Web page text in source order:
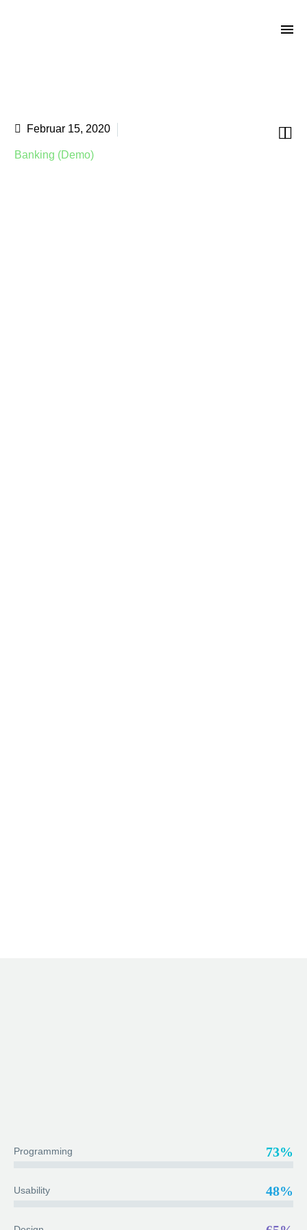

Februar 15, 2020
Banking (Demo)
Programming 73%
Usability 48%